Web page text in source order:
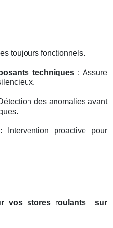
toujours fonctionnels.
techniques : Assure
des anomalies avant
Intervention proactive pour
vos stores roulants
sur